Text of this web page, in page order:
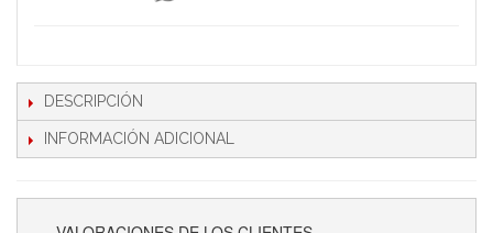
DESCRIPCIÓN
INFORMACIÓN ADICIONAL